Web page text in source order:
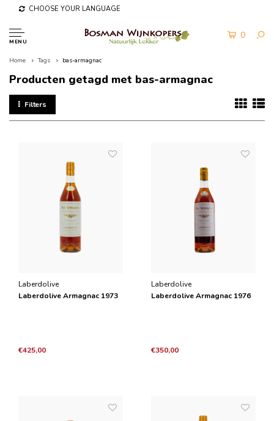
CHOOSE YOUR LANGUAGE
MENU
0
Home Tags bas-armagnac
Producten getagd met bas-armagnac
Filters
Laberdolive
Laberdolive Armagnac 1973
€425,00
Laberdolive
Laberdolive Armagnac 1976
€350,00